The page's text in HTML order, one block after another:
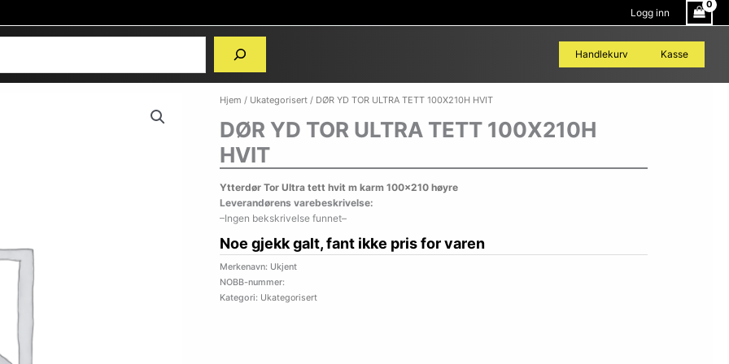
Logg inn
Handlekurv
Kasse
Hjem / Ukategorisert/ DØR YD TOR ULTRA TETT 100X210H HVIT
DØR YD TOR ULTRA TETT 100X210H
HVIT
Ytterdør Tor Ultra tett hvit m karm 100×210 høyre
Leverandørens varebeskrivelse:
–Ingen bekskrivelse funnet–
Noe gjekk galt, fant ikke pris for varen
Merkenavn: Ukjent
NOBB-nummer:
Kategori: Ukategorisert